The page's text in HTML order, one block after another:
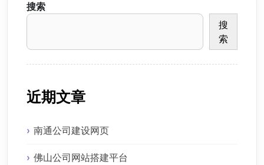
搜索
搜
索
近期文章
南通公司建设网页
佛山公司网站搭建平台